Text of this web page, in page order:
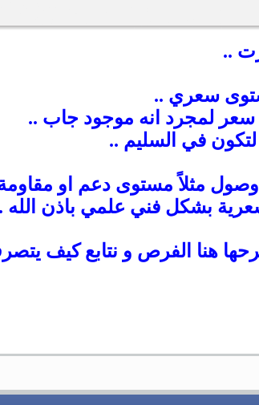
..
سعري ..
سعر لمجرد انه موجود جاب ..
في السليم ..
وصول مثلاً مستوى دعم او
بشكل فني علمي باذن الله
هنا الفرص و نتابع كيف